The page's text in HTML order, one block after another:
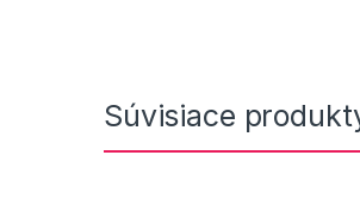
Súvisiace